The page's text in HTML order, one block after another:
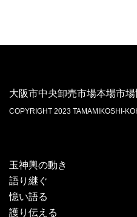
大阪市中央卸売市場本場市
COPYRIGHT 2023 TAMAMIKOSHI-
玉神輿の動き
語り継ぐ
憶い語る
護り伝える